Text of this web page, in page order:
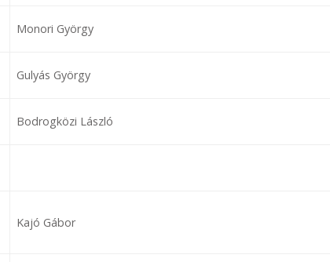
Monori György
Gulyás György
Bodrogközi László
Kajó Gábor